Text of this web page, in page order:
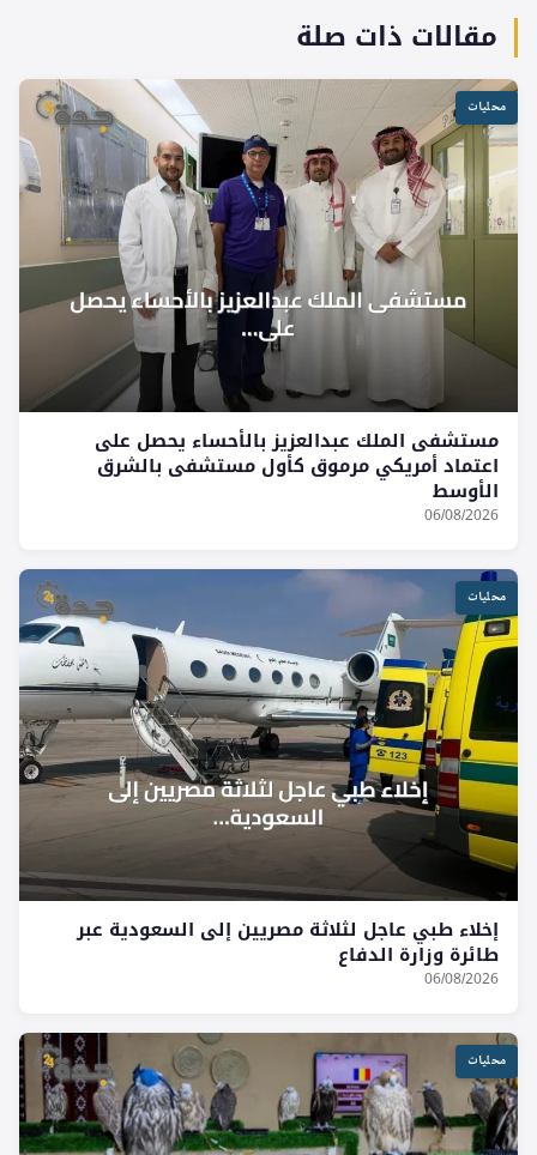
مقالات ذات صلة
محليات
مستشفى الملك عبدالعزيز بالأحساء يحصل على
اعتماد أمريكي مرموق كأول مستشفى بالشرق
الأوسط
06/08/2026
محليات
إخلاء طبي عاجل لثلاثة مصريين إلى السعودية عبر
طائرة وزارة الدفاع
06/08/2026
محليات